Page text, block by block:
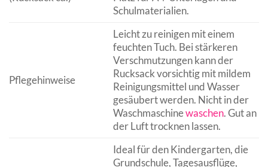
Schulmaterialien.
Pflegehinweise
Leicht zu reinigen mit einem
feuchten Tuch. Bei stärkeren
Verschmutzungen kann der
Rucksack vorsichtig mit mildem
Reinigungsmittel und Wasser
gesäubert werden. Nicht in der
Waschmaschinewaschen. Gut an
der Luft trocknen lassen.
Ideal für den Kindergarten, die
Grundschule, Tagesausflüge,